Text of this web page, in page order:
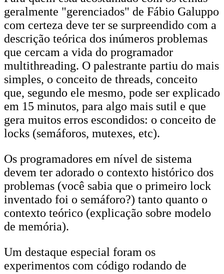
geralmente "gerenciados" de Fábio Galuppo
com certeza deve ter se surpreendido com a
descrição teórica dos inúmeros problemas
que cercam a vida do programador
multithreading. O palestrante partiu do mais
simples, o conceito de threads, conceito
que, segundo ele mesmo, pode ser explicado
em 15 minutos, para algo mais sutil e que
gera muitos erros escondidos: o conceito de
locks (semáforos, mutexes, etc).
Os programadores em nível de sistema
devem ter adorado o contexto histórico dos
problemas (você sabia que o primeiro lock
inventado foi o semáforo?) tanto quanto o
contexto teórico (explicação sobre modelo
de memória).
Um destaque especial foram os
experimentos com código rodando de